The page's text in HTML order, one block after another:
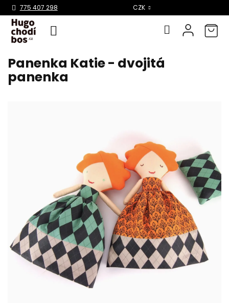
Přejít
obsah
775 407 298 CZK
Panenka Katie - dvojitá
panenka